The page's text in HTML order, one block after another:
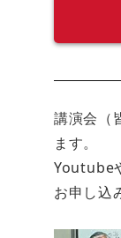
講演会（
ます。
Youtube
お申し込